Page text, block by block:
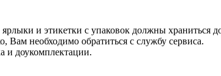
и этикетки с упаковок должны храниться
Вам необходимо обратиться с службу сервиса.
и доукомплектации.